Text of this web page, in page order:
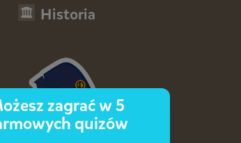
Historia
zagrać w 5
quizów